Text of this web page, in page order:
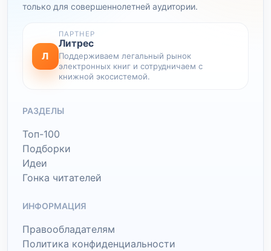
только для совершеннолетней аудитории.
Л
ПАРТНЕР
Литрес
Поддерживаем легальный рынок
электронных книг и сотрудничаем с
книжной экосистемой.
РАЗДЕЛЫ
Топ-100
Подборки
Идеи
Гонка читателей
ИНФОРМАЦИЯ
Правообладателям
Политика конфиденциальности